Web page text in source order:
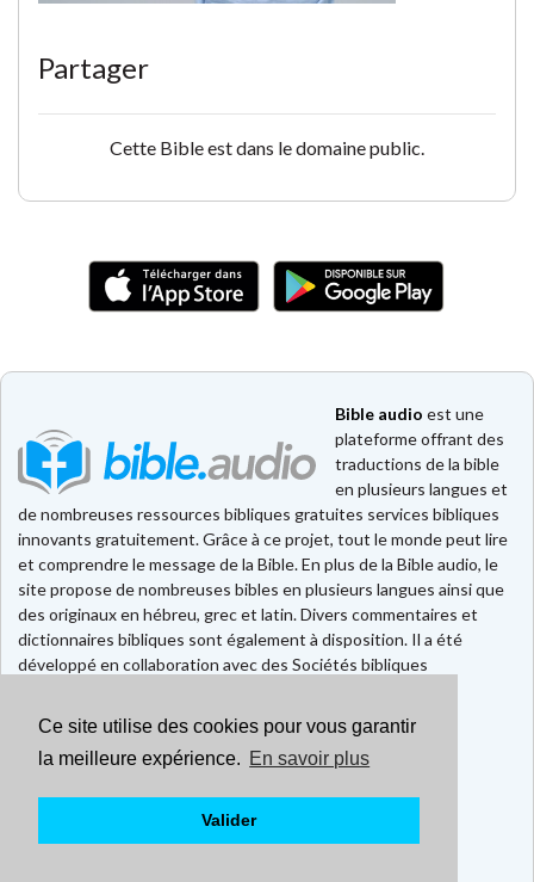
Ce site utilise des cookies pour vous garantir
la meilleure expérience. En savoir plus
Valider
Partager
Cette Bible est dans le domaine public.
Bible audio est une
plateforme offrant des
traductions de la bible
en plusieurs langues et
de nombreuses ressources bibliques gratuites services bibliques
innovants gratuitement. Grâce à ce projet, tout le monde peut lire
et comprendre le message de la Bible. En plus de la Bible audio, le
site propose de nombreuses bibles en plusieurs langues ainsi que
des originaux en hébreu, grec et latin. Divers commentaires et
dictionnaires bibliques sont également à disposition. Il a été
développé en collaboration avec des Sociétés bibliques
Faire un don
Contact